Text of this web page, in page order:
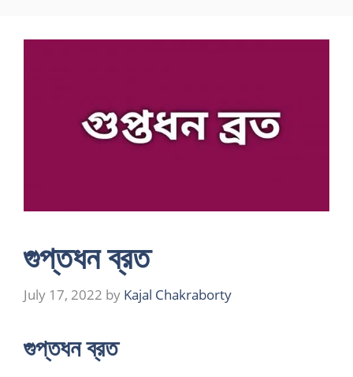
গুপ্তধন ব্রত
July 17, 2022 by Kajal Chakraborty
গুপ্তধন ব্রত